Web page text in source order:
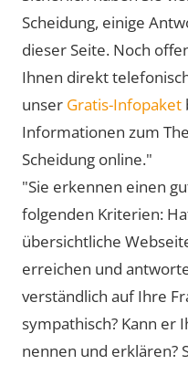
Scheidung, einige
dieser Seite. Noch
Ihnen direkt
unser Gratis-Infopaket
Informationen zum
Scheidung online."
"Sie erkennen einen
folgenden Kriterien:
übersichtliche
erreichen und
verständlich auf Ihre
sympathisch? Kann er
nennen und erklären?